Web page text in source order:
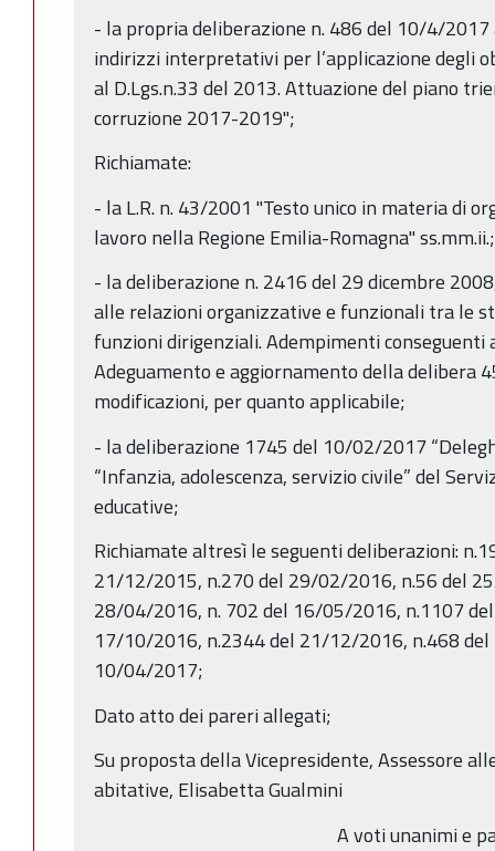
- la propria deliberazione n. 486 del 10/4/
indirizzi interpretativi per l’applicazione degli
al D.Lgs.n.33 del 2013. Attuazione del piano
corruzione 2017-2019";
Richiamate:
- la L.R. n. 43/2001 "Testo unico in materia di
lavoro nella Regione Emilia-Romagna" ss.mm.ii.;
- la deliberazione n. 2416 del 29 dicembre
alle relazioni organizzative e funzionali tra le
funzioni dirigenziali. Adempimenti
Adeguamento e aggiornamento della delibera
modificazioni, per quanto applicabile;
- la deliberazione 1745 del 10/02/2017
“Infanzia, adolescenza, servizio civile” del
educative;
Richiamate altresì le seguenti deliberazioni:
21/12/2015, n.270 del 29/02/2016, n.56 del
28/04/2016, n. 702 del 16/05/2016, n.1107
17/10/2016, n.2344 del 21/12/2016, n.468
10/04/2017;
Dato atto dei pareri allegati;
Su proposta della Vicepresidente, Assessore
abitative, Elisabetta Gualmini
A voti unanimi e